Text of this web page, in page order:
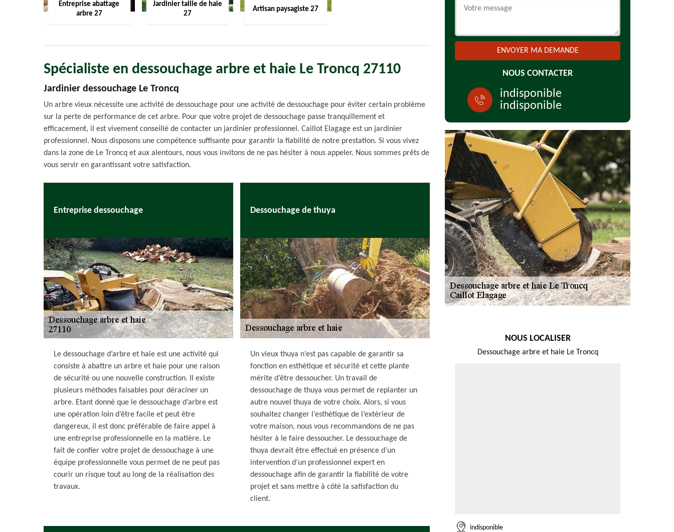
Entreprise abattage
arbre 27
Jardinier taille de haie
27
Artisan paysagiste 27
Spécialiste en dessouchage arbre et haie Le Troncq 27110
Jardinier dessouchage Le Troncq
Un arbre vieux nécessite une activité de dessouchage pour une activité de dessouchage pour éviter certain problème
sur la perte de performance de cet arbre. Pour que votre projet de dessouchage passe tranquillement et
efficacement, il est vivement conseillé de contacter un jardinier professionnel. Caillot Elagage est un jardinier
professionnel. Nous disposons une compétence suffisante pour garantir la fiabilité de notre prestation. Si vous vivez
dans la zone de Le Troncq et aux alentours, nous vous invitons de ne pas hésiter à nous appeler. Nous sommes prêts de
vous servir en garantissant votre satisfaction.
Entreprise dessouchage
Le dessouchage d’arbre et haie est une activité qui
consiste à abattre un arbre et haie pour une raison
de sécurité ou une nouvelle construction. Il existe
plusieurs méthodes faisables pour déraciner un
arbre. Etant donné que le dessouchage d’arbre est
une opération loin d’être facile et peut être
dangereux, il est donc préférable de faire appel à
une entreprise professionnelle en la matière. Le
fait de confier votre projet de dessouchage à une
équipe professionnelle vous permet de ne peut pas
courir un risque tout au long de la réalisation des
travaux.
Dessouchage de thuya
Un vieux thuya n’est pas capable de garantir sa
fonction en esthétique et sécurité et cette plante
mérite d’être dessoucher. Un travail de
dessouchage de thuya vous permet de replanter un
autre nouvel thuya de votre choix. Alors, si vous
souhaitez changer l’esthétique de l’extérieur de
votre maison, nous vous recommandons de ne pas
hésiter à le faire dessoucher. Le dessouchage de
thuya devrait être effectué en présence d’un
intervention d’un professionnel expert en
dessouchage afin de garantir la fiabilité de votre
projet et sans mettre à côté la satisfaction du
client.
NOUS CONTACTER
indisponible
indisponible
NOUS LOCALISER
Dessouchage arbre et haie Le Troncq
indisponible